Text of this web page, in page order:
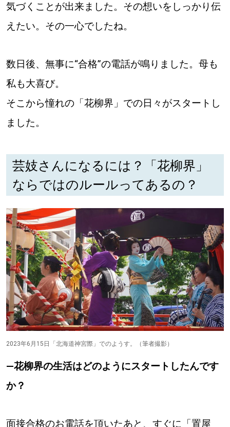
気づくことが出来ました。その想いをしっかり伝
えたい。その一心でしたね。
数日後、無事に“合格”の電話が鳴りました。母も
私も大喜び。
そこから憧れの「花柳界」での日々がスタートし
ました。
芸妓さんになるには？「花柳界」
ならではのルールってあるの？
2023年6月15日「北海道神宮際」でのようす。（筆者撮影）
―花柳界の生活はどのようにスタートしたんです
か？
面接合格のお電話を頂いたあと、すぐに「置屋